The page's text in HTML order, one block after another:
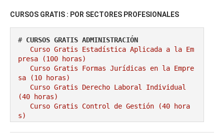
CURSOS GRATIS : POR SECTORES PROFESIONALES
# CURSOS GRATIS ADMINISTRACIÓN
Curso Gratis Estadística Aplicada a la Em
presa (100 horas)
Curso Gratis Formas Jurídicas en la Empre
sa (10 horas)
Curso Gratis Derecho Laboral Individual
(40 horas)
Curso Gratis Control de Gestión (40 hora
s)
sa (25 horas)